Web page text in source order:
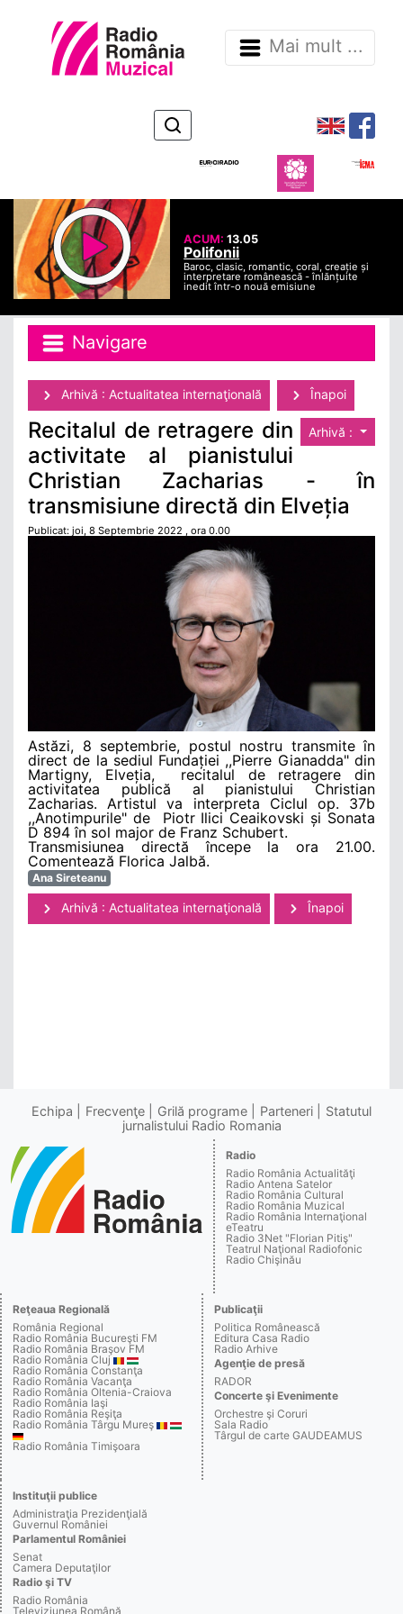
Mai mult ...
ACUM:13.05
Polifonii
Baroc, clasic, romantic, coral, creație și
interpretare românească - înlănțuite
inedit într-o nouă emisiune
Navigare
Arhivă : Actualitatea internaţională Înapoi
Arhivă :
Recitalul de retragere din
activitate al pianistului
Christian Zacharias - în
transmisiune directă din Elveția
Publicat: joi, 8 Septembrie 2022 , ora 0.00
Astăzi, 8 septembrie, postul nostru transmite în
direct de la sediul Fundației ,,Pierre Gianadda" din
Martigny, Elveția, recitalul de retragere din
activitatea publică al pianistului Christian
Zacharias. Artistul va interpreta Ciclul op. 37b
,,Anotimpurile" de Piotr Ilici Ceaikovski și Sonata
D 894 în sol major de Franz Schubert.
Transmisiunea directă începe la ora 21.00.
Comentează Florica Jalbă.
Ana Sireteanu
Arhivă : Actualitatea internaţională Înapoi
Echipa Frecvenţe Grilă programe Parteneri
Statutul
jurnalistului Radio Romania
Radio
Radio România Actualităţi
Radio Antena Satelor
Radio România Cultural
Radio România Muzical
Radio România Internaţional
eTeatru
Radio 3Net "Florian Pitiş"
Teatrul Naţional Radiofonic
Radio Chişinău
Reţeaua Regională
România Regional
Radio România Bucureşti FM
Radio România Braşov FM
Radio România Cluj
Radio România Constanţa
Radio România Vacanţa
Radio România Oltenia-Craiova
Radio România Iaşi
Radio România Reşiţa
Radio România Târgu Mureş
Radio România Timişoara
Publicaţii
Politica Românească
Editura Casa Radio
Radio Arhive
Agenţie de presă
RADOR
Concerte şi Evenimente
Orchestre şi Coruri
Sala Radio
Târgul de carte GAUDEAMUS
Instituţii publice
Administraţia Prezidenţială
Guvernul României
Parlamentul României
Senat
Camera Deputaţilor
Radio şi TV
Radio România
Televiziunea Română